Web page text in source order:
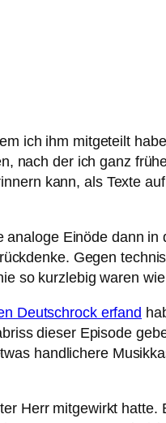
ich ihm mitgeteilt
nach der ich ganz
kann, als Texte
Einöde dann
Gegen
so kurzlebig waren
Deutschrock erfand
dieser Episode
handlichere
Herr mitgewirkt hatte.